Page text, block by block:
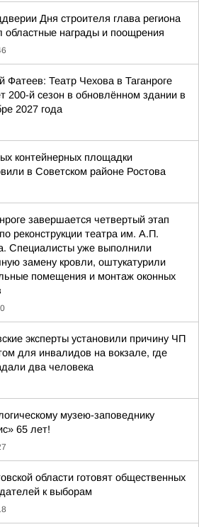
Дня строителя глава региона
областные награды и поощрения
Фатеев: Театр Чехова в Таганроге
200-й сезон в обновлённом здании в
2027 года
контейнерных площадки
в Советском районе Ростова
завершается четвертый этап
реконструкции театра им. А.П.
Специалисты уже выполнили
замену кровли, оштукатурили
помещения и монтаж оконных
эксперты установили причину ЧП
для инвалидов на вокзале, где
два человека
музею-заповеднику
65 лет!
области готовят общественных
к выборам